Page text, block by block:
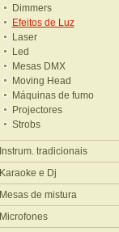
Dimmers
Efeitos de Luz
Laser
Led
Mesas DMX
Moving Head
Máquinas de fumo
Projectores
Strobs
Instrum. tradicionais
Karaoke e Dj
Mesas de mistura
Microfones